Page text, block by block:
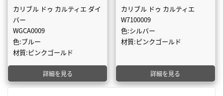
カリブル ドゥ カルティエ ダイ
バー
WGCA0009
色:ブルー
材質:ピンクゴールド
詳細を見る
カリブル ドゥ カルティエ
W7100009
色:シルバー
材質:ピンクゴールド
詳細を見る